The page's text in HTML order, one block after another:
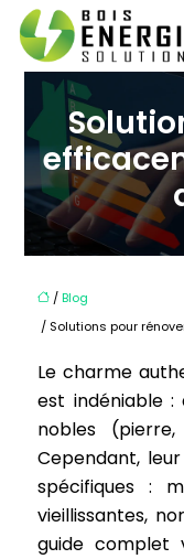
/Blog
/ Solutions pour
Le charme
est indéniable :
nobles
Cependant,
spécifiques :
vieillissantes,
guide complet